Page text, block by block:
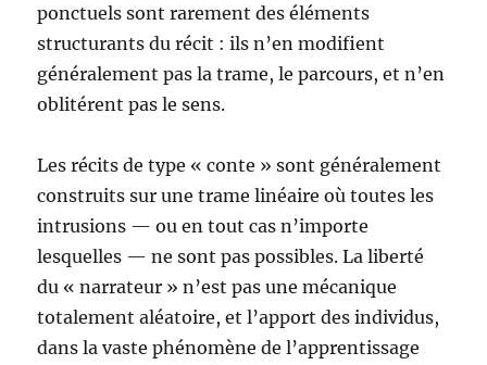
ponctuels sont rarement des éléments
structurants du récit : ils n’en modifient
généralement pas la trame, le parcours, et n’en
oblitérent pas le sens.
Les récits de type « conte » sont généralement
construits sur une trame linéaire où toutes les
intrusions — ou en tout cas n’importe
lesquelles — ne sont pas possibles. La liberté
du « narrateur » n’est pas une mécanique
totalement aléatoire, et l’apport des individus,
dans la vaste phénomène de l’apprentissage